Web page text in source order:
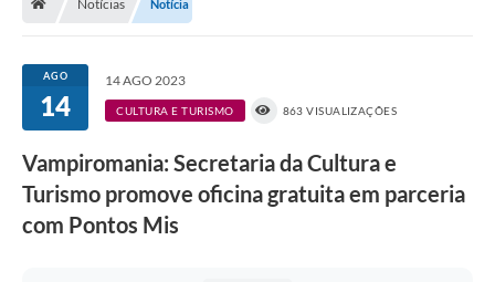
A História
Notícias
Diário Oficial
Prestação de Contas
Notícias Notícia
AGO
14
14 AGO 2023
CULTURA E TURISMO 863 VISUALIZAÇÕES
Vampiromania: Secretaria da Cultura e
Turismo promove oficina gratuita em parceria
com Pontos Mis